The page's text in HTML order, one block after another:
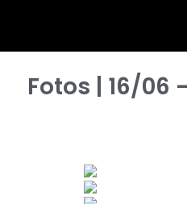
Fotos | 16/06 -